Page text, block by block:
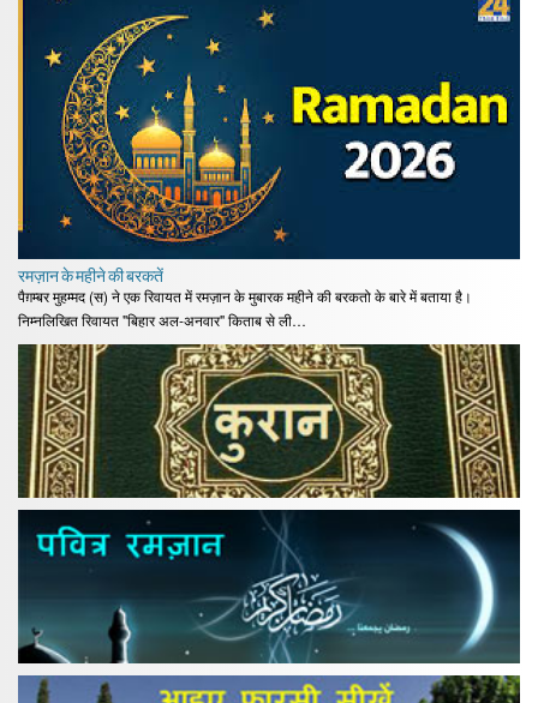
रमज़ान के महीने की बरकतें
पैग़म्बर मुहम्मद (स) ने एक रिवायत में रमज़ान के मुबारक महीने की बरकतो के बारे में बताया है।
निम्नलिखित रिवायत "बिहार अल-अनवार" किताब से ली…